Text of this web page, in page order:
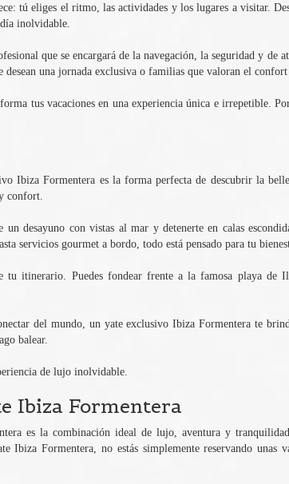
tú eliges el ritmo, las actividades y los lugares a visitar.
inolvidable.
que se encargará de la navegación, la seguridad y de
una jornada exclusiva o familias que valoran el
tus vacaciones en una experiencia única e irrepetible.
Ibiza Formentera es la forma perfecta de descubrir la
confort.
desayuno con vistas al mar y detenerte en calas
servicios gourmet a bordo, todo está pensado para tu
itinerario. Puedes fondear frente a la famosa playa de
del mundo, un yate exclusivo Ibiza Formentera te
balear.
de lujo inolvidable.
Ibiza Formentera
es la combinación ideal de lujo, aventura y
Formentera, no estás simplemente reservando unas